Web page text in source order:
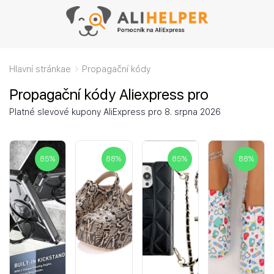
Hlavní stránkae Propagační kódy
Propagační kódy Aliexpress pro
Platné slevové kupony AliExpress pro 8. srpna 2026
85% 88% 85% 88%